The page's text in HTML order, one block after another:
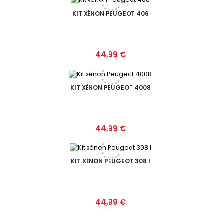
KIT XÉNON PEUGEOT 406
Prix
44,99 €
KIT XÉNON PEUGEOT 4008
Prix
44,99 €
KIT XÉNON PEUGEOT 308 I
Prix
44,99 €